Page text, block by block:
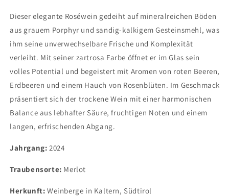
Dieser elegante Roséwein gedeiht auf mineralreichen Böden
aus grauem Porphyr und sandig-kalkigem Gesteinsmehl, was
ihm seine unverwechselbare Frische und Komplexität
verleiht. Mit seiner zartrosa Farbe öffnet er im Glas sein
volles Potential und begeistert mit Aromen von roten Beeren,
Erdbeeren und einem Hauch von Rosenblüten. Im Geschmack
präsentiert sich der trockene Wein mit einer harmonischen
Balance aus lebhafter Säure, fruchtigen Noten und einem
langen, erfrischenden Abgang.
Jahrgang: 2024
Traubensorte: Merlot
Herkunft: Weinberge in Kaltern, Südtirol